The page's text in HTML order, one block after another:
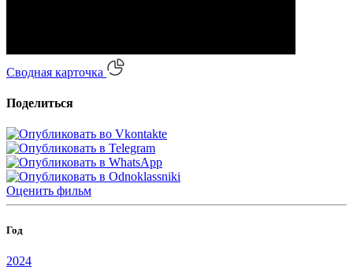
Сводная карточка
Поделиться
Оценить фильм
Год
2024